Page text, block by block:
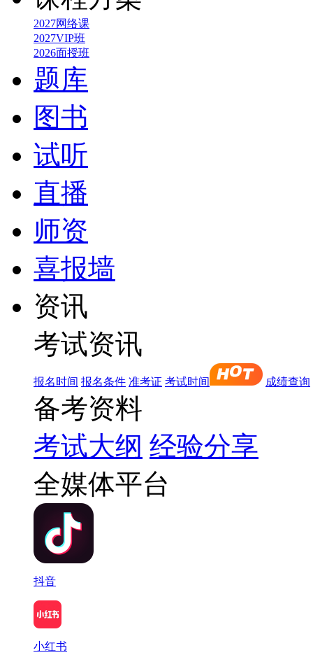
2027网络课
2027VIP班
2026面授班
题库
图书
试听
直播
师资
喜报墙
资讯
考试资讯
报名时间 报名条件 准考证 考试时间 成绩查询
备考资料
考试大纲 经验分享
全媒体平台
抖音
小红书